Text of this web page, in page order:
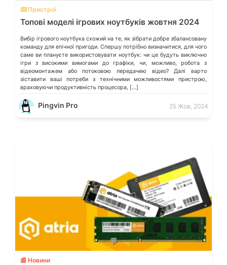
⌨️ Пристрої
Топові моделі ігрових ноутбуків жовтня 2024
Вибір ігрового ноутбука схожий на те, як зібрати добре збалансовану
команду для епічної пригоди. Спершу потрібно визначитися, для чого
саме ви плануєте використовувати ноутбук: чи це будуть виключно
ігри з високими вимогами до графіки, чи, можливо, робота з
відеомонтажем або потоковою передачею відео? Далі варто
зіставити ваші потреби з технічними можливостями пристрою,
враховуючи продуктивність процесора, […]
Pingvin Pro 25 Жов, 2024
💬
📰 Новини